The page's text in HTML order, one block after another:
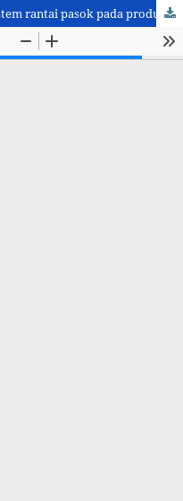
Analisis bullwhip effect dalam sistem rantai pasok pada produk Abon dan Dendeng Sapi Asri